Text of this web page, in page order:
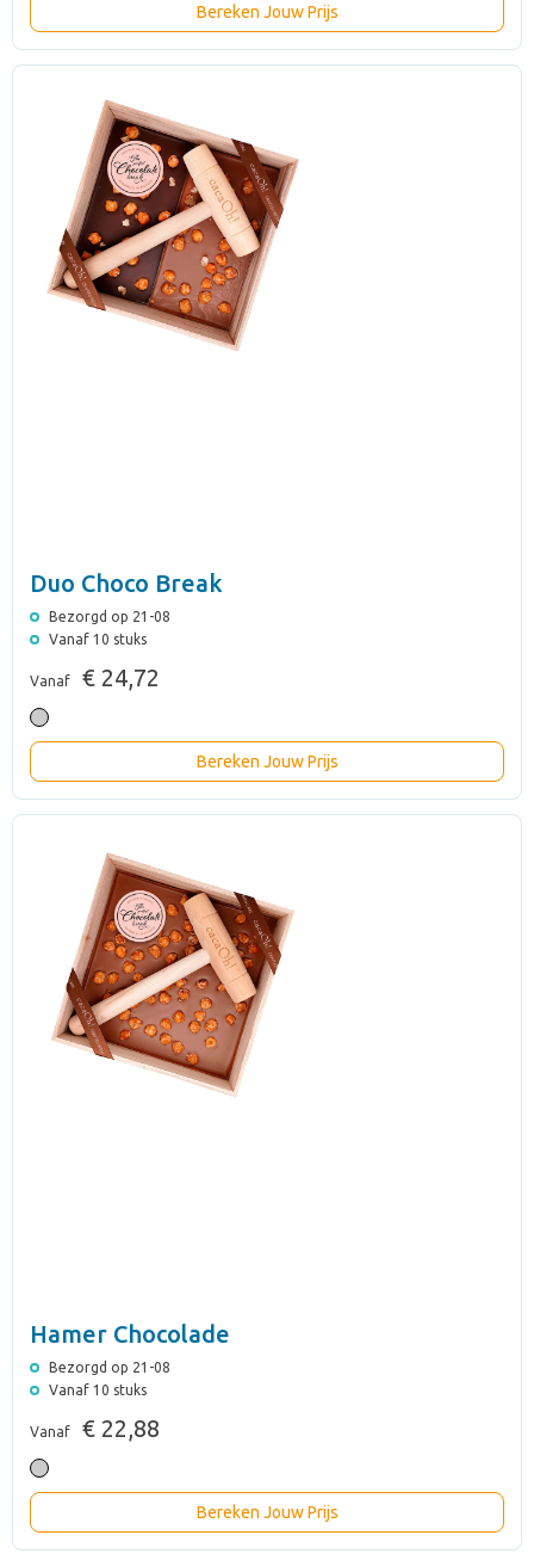
Bereken Jouw Prijs
Duo Choco Break
Bezorgd op 21-08
Vanaf 10 stuks
Vanaf € 24,72
Bereken Jouw Prijs
Hamer Chocolade
Bezorgd op 21-08
Vanaf 10 stuks
Vanaf € 22,88
Bereken Jouw Prijs